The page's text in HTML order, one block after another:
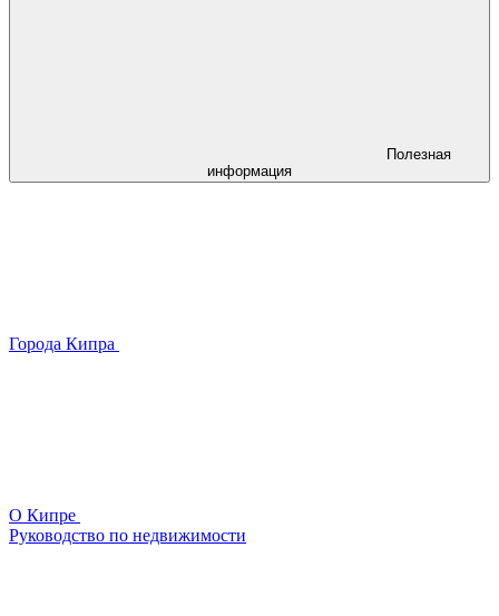
Полезная
информация
Города Кипра
О Кипре
Руководство по недвижимости